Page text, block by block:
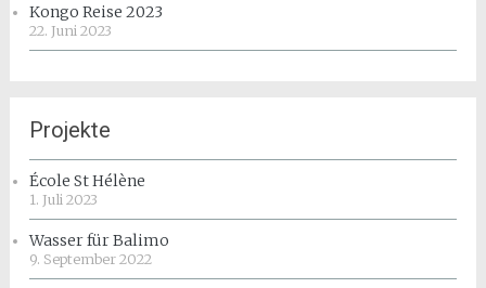
Kongo Reise 2023
22. Juni 2023
Projekte
École St Hélène
1. Juli 2023
Wasser für Balimo
9. September 2022